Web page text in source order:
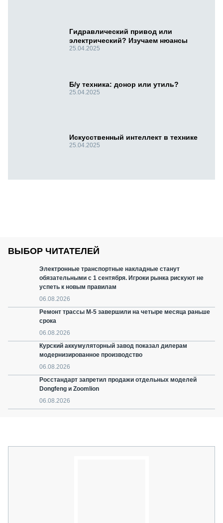
Гидравлический привод или
электрический? Изучаем нюансы
25.04.2025
Б/у техника: донор или утиль?
25.04.2025
Искусственный интеллект в технике
25.04.2025
ВЫБОР ЧИТАТЕЛЕЙ
Электронные транспортные накладные станут
обязательными с 1 сентября. Игроки рынка рискуют не
успеть к новым правилам
06.08.2026
Ремонт трассы М-5 завершили на четыре месяца раньше
срока
06.08.2026
Курский аккумуляторный завод показал дилерам
модернизированное производство
06.08.2026
Росстандарт запретил продажи отдельных моделей
Dongfeng и Zoomlion
06.08.2026